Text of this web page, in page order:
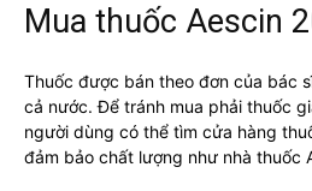
Mua thuốc Aescin
Thuốc được bán theo đơn của bác
cả nước. Để tránh mua phải thuốc
người dùng có thể tìm cửa hàng
đảm bảo chất lượng như nhà thuốc